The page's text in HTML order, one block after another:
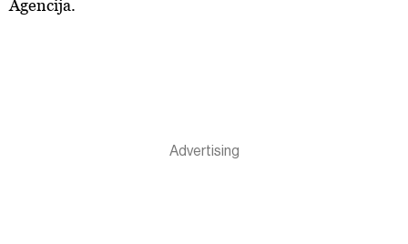
Agencija.